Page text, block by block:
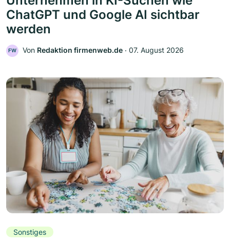
ChatGPT und Google AI sichtbar
werden
FW Von Redaktion firmenweb.de ‧ 07. August 2026
Sonstiges